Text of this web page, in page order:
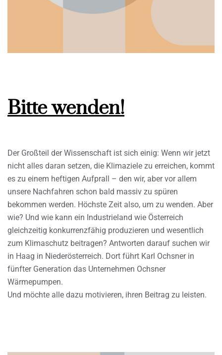
Bitte wenden!
Der Großteil der Wissenschaft ist sich einig: Wenn wir jetzt
nicht alles daran setzen, die Klimaziele zu erreichen, kommt
es zu einem heftigen Aufprall – den wir, aber vor allem
unsere Nachfahren schon bald massiv zu spüren
bekommen werden. Höchste Zeit also, um zu wenden. Aber
wie? Und wie kann ein Industrieland wie Österreich
gleichzeitig konkurrenzfähig produzieren und wesentlich
zum Klimaschutz beitragen? Antworten darauf suchen wir
in Haag in Niederösterreich. Dort führt Karl Ochsner in
fünfter Generation das Unternehmen Ochsner
Wärmepumpen.
Und möchte alle dazu motivieren, ihren Beitrag zu leisten.